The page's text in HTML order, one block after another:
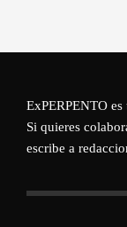
ExPERPENTO
Si quieres
escribe a